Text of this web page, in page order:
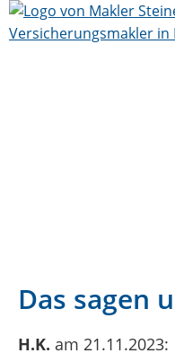
Das sagen
H.K. am 21.11.2023: